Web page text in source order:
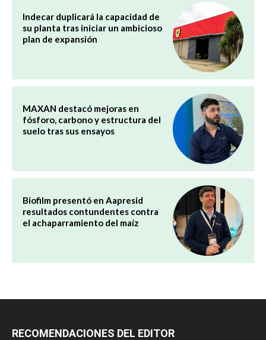
Indecar duplicará la capacidad de
su planta tras iniciar un ambicioso
plan de expansión
MAXAN destacó mejoras en
fósforo, carbono y estructura del
suelo tras sus ensayos
Biofilm presentó en Aapresid
resultados contundentes contra
el achaparramiento del maíz
RECOMENDACIONES DEL EDITOR